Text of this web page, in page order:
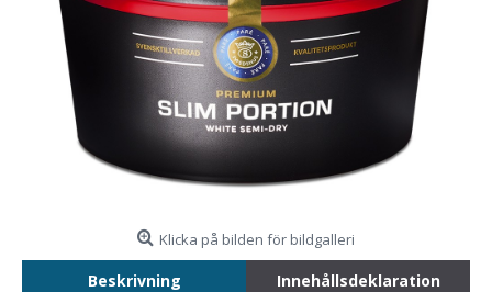
Klicka på bilden för bildgalleri
Beskrivning Innehållsdeklaration